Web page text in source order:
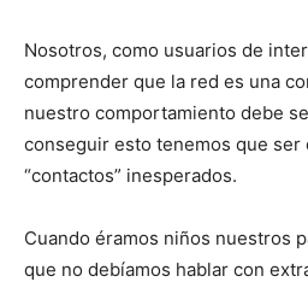
Nosotros, como usuarios de
comprender que la red es una
nuestro comportamiento debe
conseguir esto tenemos que ser
“contactos” inesperados.
Cuando éramos niños nuestros
que no debíamos hablar con